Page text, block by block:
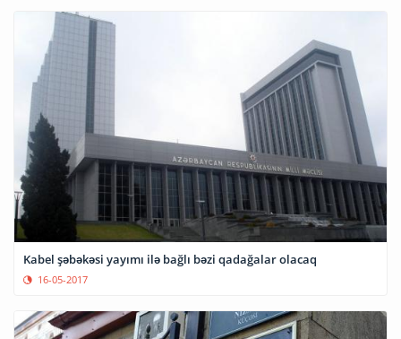
Kabel şəbəkəsi yayımı ilə bağlı bəzi qadağalar olacaq
16-05-2017